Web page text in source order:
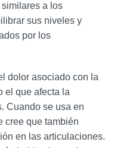
a los
sus niveles y
por los
dolor asociado con la
el que afecta la
Cuando se usa en
cree que también
en las articulaciones.